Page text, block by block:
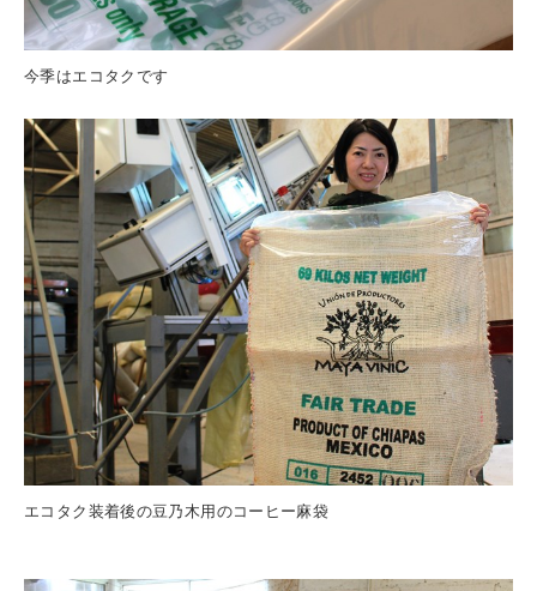
今季はエコタクです
エコタク装着後の豆乃木用のコーヒー麻袋